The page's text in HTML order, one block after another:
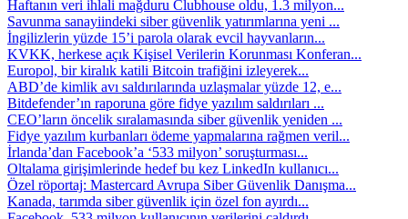
Haftanın veri ihlali mağduru Clubhouse oldu, 1.3 milyon...
Savunma sanayiindeki siber güvenlik yatırımlarına yeni ...
İngilizlerin yüzde 15’i parola olarak evcil hayvanların...
KVKK, herkese açık Kişisel Verilerin Korunması Konferan...
Europol, bir kiralık katili Bitcoin trafiğini izleyerek...
ABD’de kimlik avı saldırılarında uzlaşmalar yüzde 12, e...
Bitdefender’ın raporuna göre fidye yazılım saldırıları ...
CEO’ların öncelik sıralamasında siber güvenlik yeniden ...
Fidye yazılım kurbanları ödeme yapmalarına rağmen veril...
İrlanda’dan Facebook’a ‘533 milyon’ soruşturması...
Oltalama girişimlerinde hedef bu kez LinkedIn kullanıcı...
Özel röportaj: Mastercard Avrupa Siber Güvenlik Danışma...
Kanada, tarımda siber güvenlik için özel fon ayırdı...